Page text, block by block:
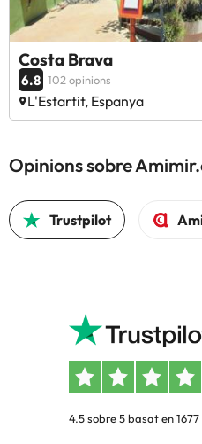
Costa Brava
6.8 102 opinions
L'Estartit, Espanya
Opinions sobre
Trustpilot
4.5 sobre 5 basat en